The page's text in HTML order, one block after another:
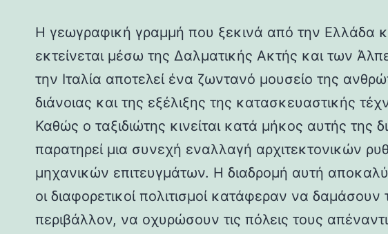
Η γεωγραφική γραμμή που ξεκινά από την Ελλάδα
εκτείνεται μέσω της Δαλματικής Ακτής και των
την Ιταλία αποτελεί ένα ζωντανό μουσείο της
διάνοιας και της εξέλιξης της κατασκευαστικής
Καθώς ο ταξιδιώτης κινείται κατά μήκος αυτής της
παρατηρεί μια συνεχή εναλλαγή αρχιτεκτονικών
μηχανικών επιτευγμάτων. Η διαδρομή αυτή
οι διαφορετικοί πολιτισμοί κατάφεραν να δαμάσουν
περιβάλλον, να οχυρώσουν τις πόλεις τους